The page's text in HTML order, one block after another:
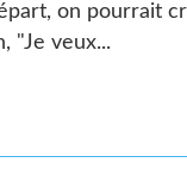
on pourrait
"Je veux...